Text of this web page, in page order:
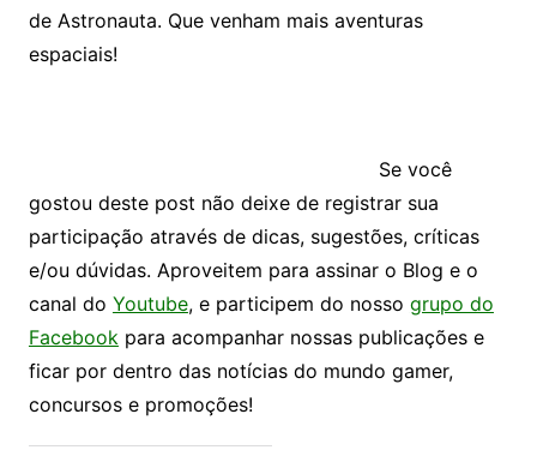
de Astronauta. Que venham mais aventuras
espaciais!
Se você
gostou deste post não deixe de registrar sua
participação através de dicas, sugestões, críticas
e/ou dúvidas. Aproveitem para assinar o Blog e o
canal do Youtube, e participem do nosso grupo do
Facebookpara acompanhar nossas publicações e
ficar por dentro das notícias do mundo gamer,
concursos e promoções!